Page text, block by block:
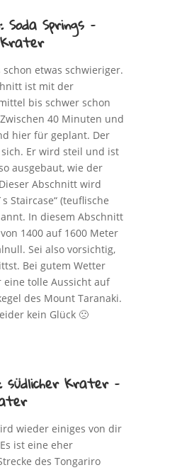
Springs –
etwas schwieriger.
ist mit der
bis schwer schon
40 Minuten und
hier für geplant. Der
Er wird steil und ist
ausgebaut, wie der
Abschnitt wird
Staircase“ (teuflische
In diesem Abschnitt
1400 auf 1600 Meter
Sei also vorsichtig,
Bei gutem Wetter
eine tolle Aussicht auf
des Mount Taranaki.
kein Glück 🙁
südlicher Krater –
wieder einiges von dir
ist eine eher
des Tongariro